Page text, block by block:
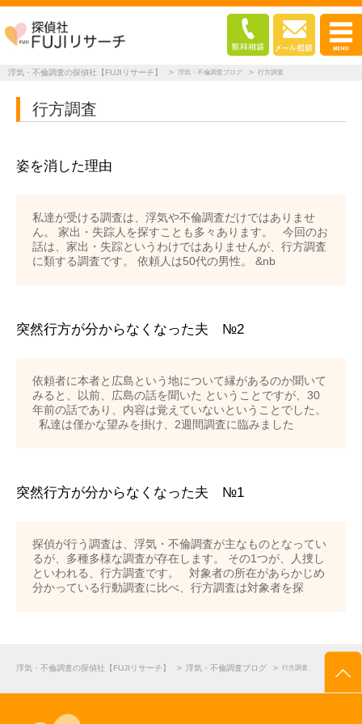
浮気・不倫調査の探偵社【FUJIリサーチ】 > 浮気・不倫調査ブログ > 行方調査
行方調査
姿を消した理由
私達が受ける調査は、浮気や不倫調査だけではありませ
ん。 家出・失踪人を探すことも多々あります。 今回のお
話は、家出・失踪というわけではありませんが、行方調査
に類する調査です。 依頼人は50代の男性。 &nb
突然行方が分からなくなった夫 №2
依頼者に本者と広島という地について縁があるのか聞いて
みると、以前、広島の話を聞いた ということですが、30
年前の話であり、内容は覚えていないということでした。
私達は僅かな望みを掛け、2週間調査に臨みました
突然行方が分からなくなった夫 №1
探偵が行う調査は、浮気・不倫調査が主なものとなってい
るが、多種多様な調査が存在します。 その1つが、人捜し
といわれる、行方調査です。 対象者の所在があらかじめ
分かっている行動調査に比べ、行方調査は対象者を探
浮気・不倫調査の探偵社【FUJIリサーチ】 > 浮気・不倫調査ブログ > 行方調査